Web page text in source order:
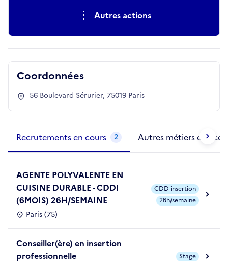
Autres actions
Coordonnées
56 Boulevard Sérurier, 75019 Paris
Recrutements en cours 2 Autres métiers exercés
AGENTE POLYVALENTE EN
CUISINE DURABLE - CDDI
(6MOIS) 26H/SEMAINE
Paris (75)
CDD insertion
26h/semaine
Conseiller(ère) en insertion
professionnelle
Stage